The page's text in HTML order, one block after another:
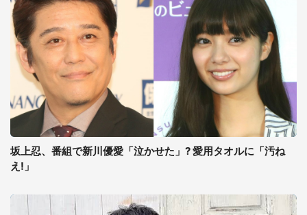
坂上忍、番組で新川優愛「泣かせた」? 愛用タオルに「汚ね
え!」